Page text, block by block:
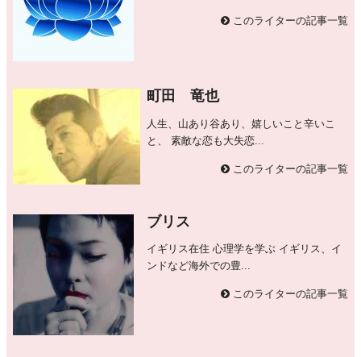
このライターの記事一覧
町田 竜也
人生、山あり谷あり、嬉しいこと辛いこ
と、 素敵な恋も大失恋...
このライターの記事一覧
ブリス
イギリス在住 心理学を学ぶ イギリス、イ
ンドなど海外での豊...
このライターの記事一覧